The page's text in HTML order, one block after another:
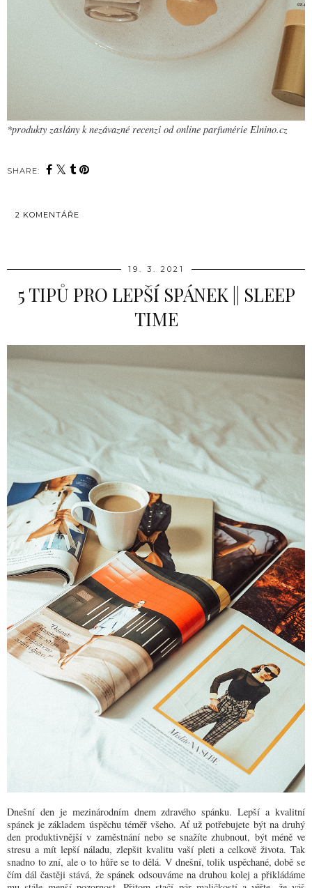
*produkty zaslány k nezávazné recenzi od online parfumérie Elnino.cz
SHARE:
2 KOMENTÁŘE
19. 3. 2021
5 TIPŮ PRO LEPŠÍ SPÁNEK || SLEEP
TIME
Dnešní den je mezinárodním dnem zdravého spánku. Lepší a kvalitní
spánek je základem úspěchu téměř všeho. Ať už potřebujete být na druhý
den produktivnější v zaměstnání nebo se snažíte zhubnout, být méně ve
stresu a mít lepší náladu, zlepšit kvalitu vaší pleti a celkově života. Tak
snadno to zní, ale o to hůře se to dělá. V dnešní, tolik uspěchané, době se
čím dál častěji stává, že spánek odsouváme na druhou kolej a přikládáme